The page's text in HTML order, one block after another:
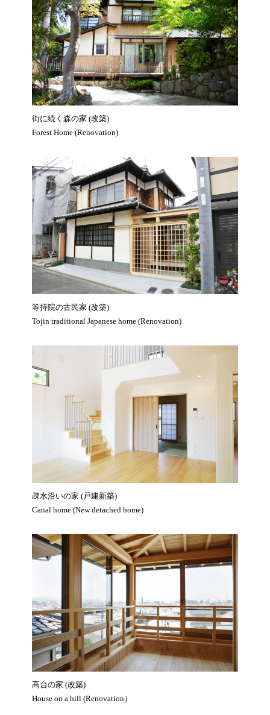
街に続く森の家 (改築)
Forest Home (Renovation)
等持院の古民家 (改築)
Tojin traditional Japanese home (Renovation)
疎水沿いの家 (戸建新築)
Canal home (New detached home)
高台の家 (改築)
House on a hill (Renovation）